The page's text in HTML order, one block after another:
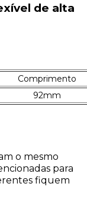
de alta
Comprimento
92mm
o mesmo
para
fiquem